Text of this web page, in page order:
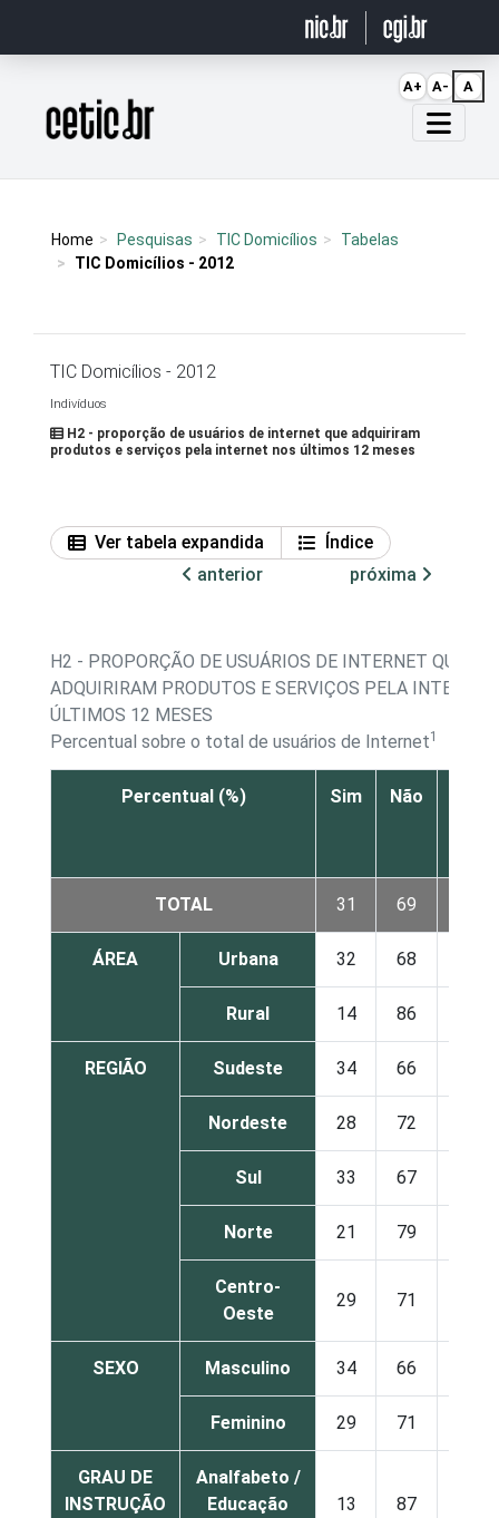
Página inicial
Home Pesquisas TIC Domicílios
Tabelas
TIC Domicílios - 2012
TIC Domicílios - 2012
Indivíduos
H2 - proporção de usuários de internet que adquiriram
produtos e serviços pela internet nos últimos 12 meses
Ver tabela expandida
Índice
anterior
próxima
H2 - PROPORÇÃO DE USUÁRIOS DE INTERNET QUE
ADQUIRIRAM PRODUTOS E SERVIÇOS PELA
ÚLTIMOS 12 MESES
Percentual sobre o total de usuários de Internet1
Percentual (%) Sim Não
TOTAL 31 69
ÁREA Urbana 32 68
Rural 14 86
REGIÃO Sudeste 34 66
Nordeste 28 72
Sul 33 67
Norte 21 79
Centro-
Oeste
29 71
SEXO Masculino 34 66
Feminino 29 71
GRAU DE
INSTRUÇÃO
Analfabeto /
Educação
13 87
A+ A- A